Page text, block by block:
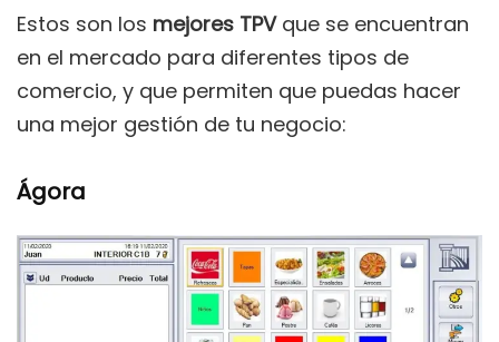
Estos son los mejores TPVque se encuentran
en el mercado para diferentes tipos de
comercio, y que permiten que puedas hacer
una mejor gestión de tu negocio:
Ágora